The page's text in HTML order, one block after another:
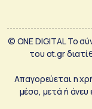
© ONE DIGITAL Το
του ot.gr
Απαγορεύεται η
μέσο, μετά ή